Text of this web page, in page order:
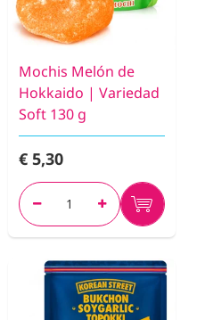
Mochis Melón de
Hokkaido | Variedad
Soft 130 g
€ 5,30